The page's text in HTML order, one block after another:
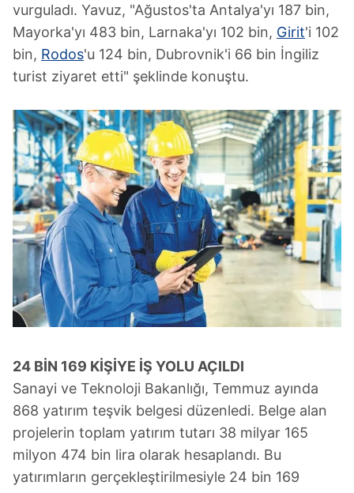
vurguladı. Yavuz, "Ağustos'ta Antalya'yı 187 bin,
Mayorka'yı 483 bin, Larnaka'yı 102 bin, Girit'i 102
bin, Rodos'u 124 bin, Dubrovnik'i 66 bin İngiliz
turist ziyaret etti" şeklinde konuştu.
24 BİN 169 KİŞİYE İŞ YOLU AÇILDI
Sanayi ve Teknoloji Bakanlığı, Temmuz ayında
868 yatırım teşvik belgesi düzenledi. Belge alan
projelerin toplam yatırım tutarı 38 milyar 165
milyon 474 bin lira olarak hesaplandı. Bu
yatırımların gerçekleştirilmesiyle 24 bin 169